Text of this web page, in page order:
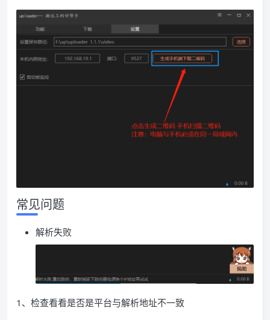
常见问题
解析失败
1、检查看看是否是平台与解析地址不一致